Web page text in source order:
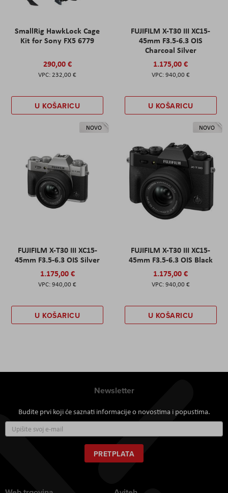
SmallRig HawkLock Cage
Kit for Sony FX5 6779
290,00 €
232,00 €
U KOŠARICU
FUJIFILM X-T30 III XC15-
45mm F3.5-6.3 OIS
Charcoal Silver
1.175,00 €
940,00 €
U KOŠARICU
NOVO
FUJIFILM X-T30 III XC15-
45mm F3.5-6.3 OIS Silver
1.175,00 €
940,00 €
U KOŠARICU
NOVO
FUJIFILM X-T30 III XC15-
45mm F3.5-6.3 OIS Black
1.175,00 €
940,00 €
U KOŠARICU
Newsletter
Budite prvi koji će saznati informacije o novostima i popustima.
se
za
naš
newsletter:
PRETPLATA